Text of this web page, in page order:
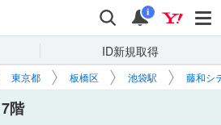
検索 通知
i
ID新規取得
東京都 板橋区 池袋駅 藤和シ
階